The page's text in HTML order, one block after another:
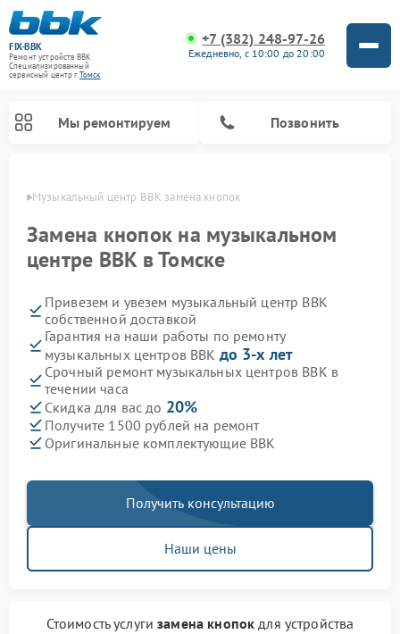
FIX-BBK
Ремонт устройств BBK
Специализированный
cервисный центр г.Томск
+7 (382) 248-97-26
Ежедневно, с 10:00 до 20:00
Мы ремонтируем Позвонить
Музыкальный центр BBK замена кнопок
Замена кнопок на музыкальном
центре BBK в Томске
Привезем и увезем музыкальный центр BBK
собственной доставкой
Гарантия на наши работы по ремонту
музыкальных центров BBK до 3-х лет
Срочный ремонт музыкальных центров BBK в
течении часа
Скидка для вас до 20%
Получите 1500 рублей на ремонт
Оригинальные комплектующие BBK
Получить консультацию
Наши цены
Стоимость услугизамена кнопок для устройства